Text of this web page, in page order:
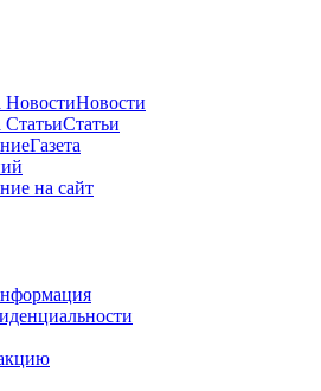
НовостиНовости
СтатьиСтатьи
Газета
на сайт